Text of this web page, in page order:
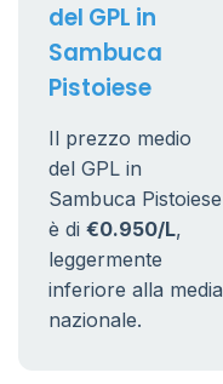
del GPL in
Sambuca
Pistoiese
Il prezzo medio
del GPL in
Sambuca Pistoiese
è di €0.950/L,
leggermente
inferiore alla media
nazionale.